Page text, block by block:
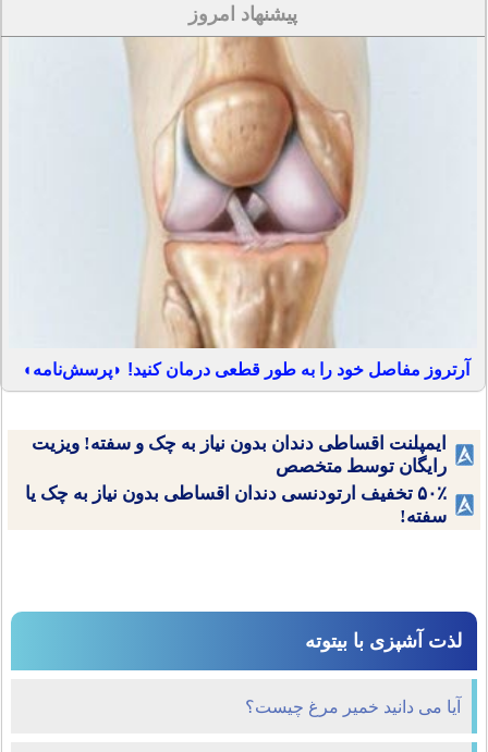
پیشنهاد امروز
آرتروز مفاصل خود را به طور قطعی درمان کنید! ◗پرسش‌نامه◖
ایمپلنت اقساطی دندان بدون نیاز به چک و سفته! ویزیت
رایگان توسط متخصص
۵۰٪ تخفیف ارتودنسی دندان اقساطی بدون نیاز به چک یا
سفته!
لذت آشپزی با بیتوته
آیا می دانید خمیر مرغ چیست؟